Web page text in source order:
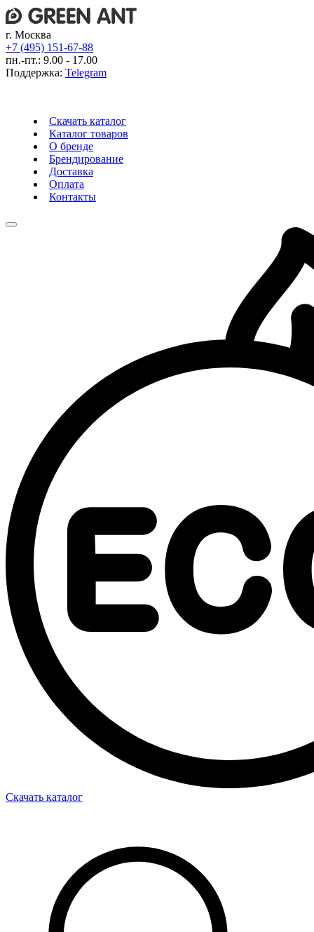
г. Москва
+7 (495) 151-67-88
пн.-пт.: 9.00 - 17.00
Поддержка: Telegram
Скачать каталог
Каталог товаров
О бренде
Брендирование
Доставка
Оплата
Контакты
Скачать каталог